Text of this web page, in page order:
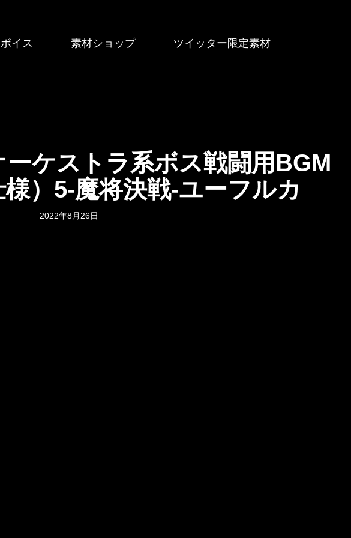
ボイス 素材ショップ
ツイッター限定素材
ーケストラ系ボス戦闘用BGM
）5-魔将決戦-ユーフルカ
2022年8月26日